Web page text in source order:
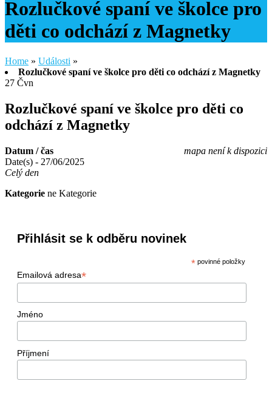
Rozlučkové spaní ve školce pro
děti co odchází z Magnetky
Home » Události »
Rozlučkové spaní ve školce pro děti co odchází z Magnetky
27 Čvn
Rozlučkové spaní ve školce pro děti co
odchází z Magnetky
mapa není k dispozici
Datum / čas
Date(s) - 27/06/2025
Celý den
Kategorie ne Kategorie
Přihlásit se k odběru novinek
* povinné položky
Emailová adresa*
Jméno
Příjmení